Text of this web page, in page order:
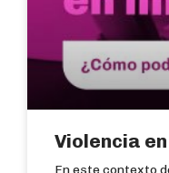
Violencia
En este contexto